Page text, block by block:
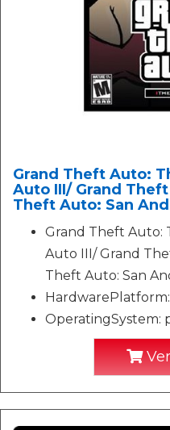
Grand Theft Auto:
Auto III/ Grand
Theft Auto: San
Grand Theft Auto:
Auto III/ Grand
Theft Auto: San
OperatingSystem: